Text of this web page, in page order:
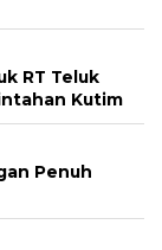
RT Teluk
Kutim
Penuh